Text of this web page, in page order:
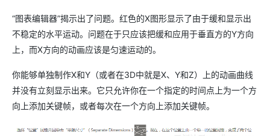
“图表编辑器”揭示出了问题。红色的X图形显示了由于缓和显示出
不稳定的水平运动。问题在于只应该把缓和应用于垂直方的Y方向
上，而X方向的动画应该是匀速运动的。
你能够单独制作X和Y（或者在3D中就是X、Y和Z）上的动画曲线
并没有立刻显示出来。它只允许你在一个指定的时间点上为一个方
向上添加关键帧，或者每次在一个方向上添加关键帧。